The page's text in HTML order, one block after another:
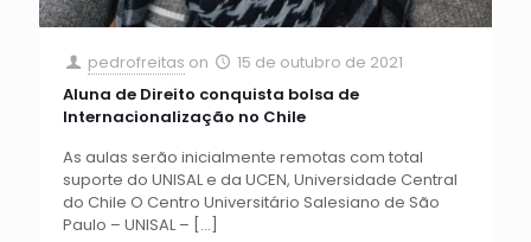
pedrofreitas on
15 de outubro de 2021
Aluna de Direito conquista bolsa de
Internacionalização no Chile
As aulas serão inicialmente remotas com total
suporte do UNISAL e da UCEN, Universidade Central
do Chile O Centro Universitário Salesiano de São
Paulo – UNISAL – […]